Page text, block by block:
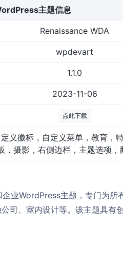
主题信息
Renaissance WDA
wpdevart
1.1.0
2023-11-06
点此下载
义徽标，自定义菜单，教育，
，摄影，右侧边栏，主题选项，
业WordPress主题，专门为所
司、室内设计等。该主题具有